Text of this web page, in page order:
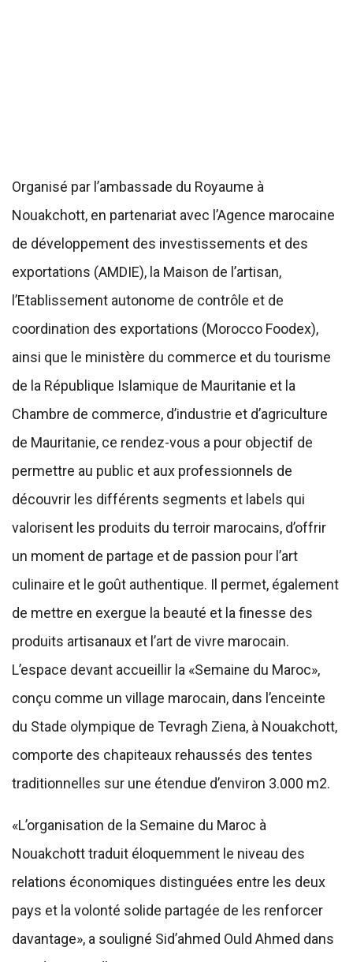
Organisé par l’ambassade du Royaume à
Nouakchott, en partenariat avec l’Agence marocaine
de développement des investissements et des
exportations (AMDIE), la Maison de l’artisan,
l’Etablissement autonome de contrôle et de
coordination des exportations (Morocco Foodex),
ainsi que le ministère du commerce et du tourisme
de la République Islamique de Mauritanie et la
Chambre de commerce, d’industrie et d’agriculture
de Mauritanie, ce rendez-vous a pour objectif de
permettre au public et aux professionnels de
découvrir les différents segments et labels qui
valorisent les produits du terroir marocains, d’offrir
un moment de partage et de passion pour l’art
culinaire et le goût authentique. Il permet, également
de mettre en exergue la beauté et la finesse des
produits artisanaux et l’art de vivre marocain.
L’espace devant accueillir la «Semaine du Maroc»,
conçu comme un village marocain, dans l’enceinte
du Stade olympique de Tevragh Ziena, à Nouakchott,
comporte des chapiteaux rehaussés des tentes
traditionnelles sur une étendue d’environ 3.000 m2.
«L’organisation de la Semaine du Maroc à
Nouakchott traduit éloquemment le niveau des
relations économiques distinguées entre les deux
pays et la volonté solide partagée de les renforcer
davantage», a souligné Sid’ahmed Ould Ahmed dans